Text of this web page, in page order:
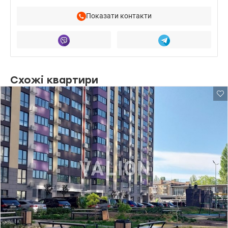
Показати контакти
Схожі квартири